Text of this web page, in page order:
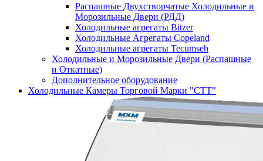
Распашные Двухстворчатые Холодильные и
Морозильные Двери (РДД)
Холодильные агрегаты Bitzer
Холодильные Агрегаты Copeland
Холодильные агрегаты Tecumseh
Холодильные и Морозильные Двери (Распашные
и Откатные)
Дополнительное оборудование
Холодильные Камеры Торговой Марки "СТТ"